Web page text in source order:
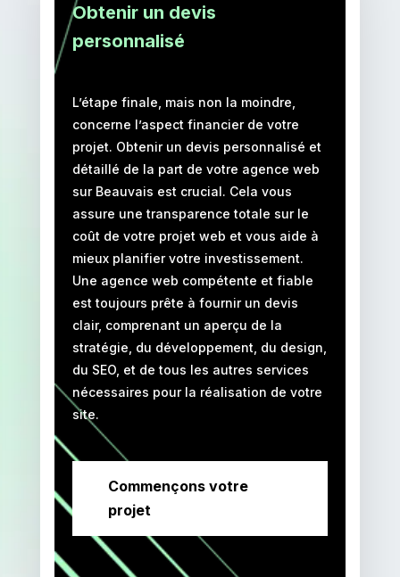
Obtenir un devis
personnalisé
L’étape finale, mais non la moindre,
concerne l’aspect financier de votre
projet. Obtenir un devis personnalisé et
détaillé de la part de votre agence web
sur Beauvais est crucial. Cela vous
assure une transparence totale sur le
coût de votre projet web et vous aide à
mieux planifier votre investissement.
Une agence web compétente et fiable
est toujours prête à fournir un devis
clair, comprenant un aperçu de la
stratégie, du développement, du design,
du SEO, et de tous les autres services
nécessaires pour la réalisation de votre
site.
Commençons votre
projet